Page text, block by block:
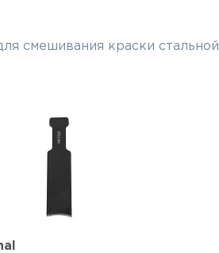
смешивания краски стальной